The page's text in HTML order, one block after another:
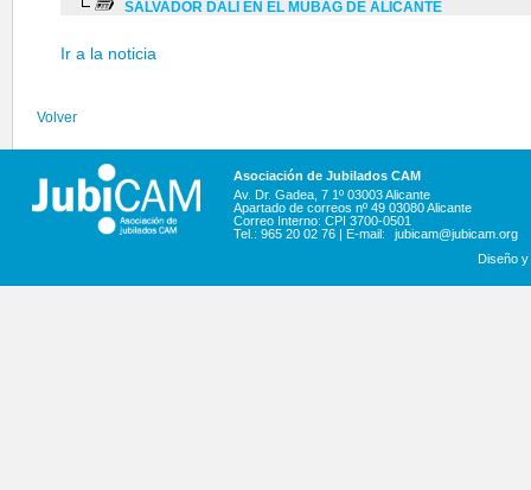
SALVADOR DALÍ EN EL MUBAG DE ALICANTE
Ir a la noticia
Volver
Asociación de Jubilados CAM
Av. Dr. Gadea, 7 1º 03003 Alicante
Apartado de correos nº 49 03080 Alicante
Correo Interno: CPI 3700-0501
Tel.: 965 20 02 76 | E-mail:
jubicam@jubicam.org
Diseño